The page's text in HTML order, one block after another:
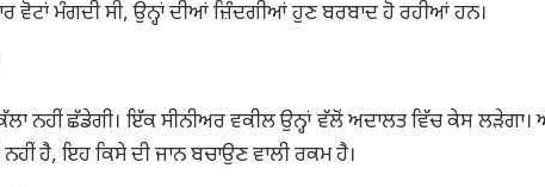
ਵੋਟਾਂ ਮੰਗਦੀ ਸੀ, ਉਨ੍ਹਾਂ ਦੀਆਂ ਜ਼ਿੰਦਗੀਆਂ ਹੁਣ ਬਰਬਾਦ ਹੋ ਰਹੀਆਂ ਹਨ।
ਨਹੀਂ ਛੱਡੇਗੀ। ਇੱਕ ਸੀਨੀਅਰ ਵਕੀਲ ਉਨ੍ਹਾਂ ਵੱਲੋਂ ਅਦਾਲਤ ਵਿੱਚ ਕੇਸ ਲੜੇਗਾ।
ਹੈ, ਇਹ ਕਿਸੇ ਦੀ ਜਾਨ ਬਚਾਉਣ ਵਾਲੀ ਰਕਮ ਹੈ।